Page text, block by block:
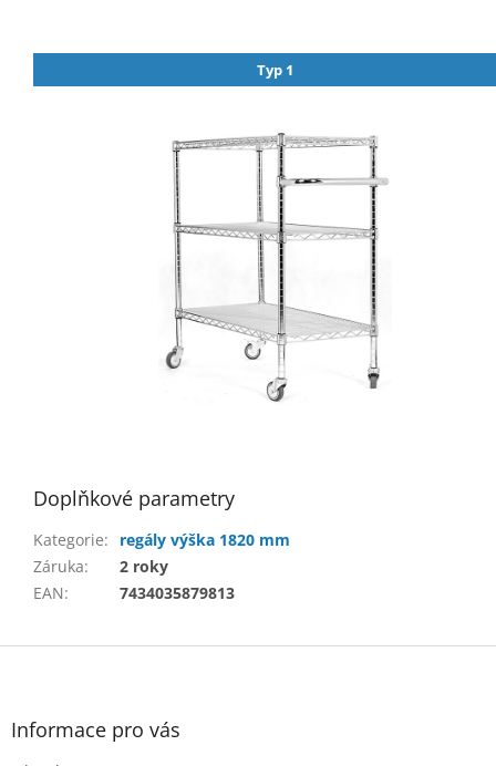
Typ 1
Doplňkové parametry
Kategorie:
regály výška 1820 mm
Záruka:
2 roky
EAN: 7434035879813
Z
Informace pro vás